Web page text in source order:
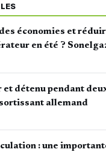
économies et
en été ?
détenu pendant
allemand
: une